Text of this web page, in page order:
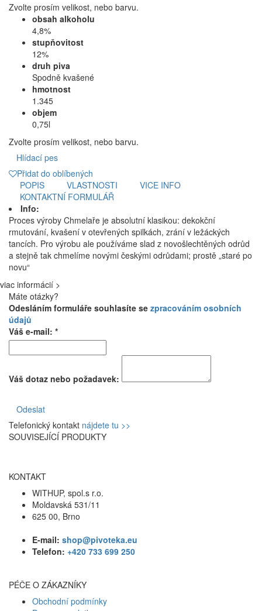
Zvolte prosím velikost, nebo barvu.
obsah alkoholu
4,8%
stupňovitost
12%
druh piva
Spodně kvašené
hmotnost
1.345
objem
0,75l
Zvolte prosím velikost, nebo barvu.
Hlídací pes
Přidat do oblíbených
POPIS
VLASTNOSTI
VICE INFO
KONTAKTNÍ FORMULÁŘ
Info:
Proces výroby Chmelaře je absolutní klasikou: dekokční
rmutování, kvašení v otevřených spilkách, zrání v ležáckých
tancích. Pro výrobu ale používáme slad z novošlechtěných odrůd
a stejně tak chmelíme novými českými odrůdami; prostě „staré po
novu“
viac informácií >
Máte otázky?
Odesláním formuláře souhlasíte se zpracováním osobních
údajů
Váš e-mail: *
Váš dotaz nebo požadavek:
Odeslat
Telefonický kontakt nájdete tu >>
SOUVISEJÍCÍ PRODUKTY
KONTAKT
WITHUP, spol.s r.o.
Moldavská 531/11
625 00, Brno
E-mail: shop@pivoteka.eu
Telefon: +420 733 699 250
PÉČE O ZÁKAZNÍKY
Obchodní podmínky